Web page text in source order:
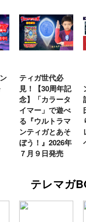
ティガ世代必
見！【30周年記
念】「カラータ
イマー」で遊べ
る『ウルトラマ
ンティガとあそ
ぼう！』2026年
７月９日発売
テレマガ